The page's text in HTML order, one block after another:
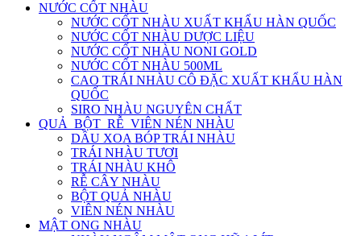
NƯỚC CỐT NHÀU
NƯỚC CỐT NHÀU XUẤT KHẨU HÀN QUỐC
NƯỚC CỐT NHÀU DƯỢC LIỆU
NƯỚC CỐT NHÀU NONI GOLD
NƯỚC CỐT NHÀU 500ML
CAO TRÁI NHÀU CÔ ĐẶC XUẤT KHẨU HÀN
QUỐC
SIRO NHÀU NGUYÊN CHẤT
QUẢ_BỘT_RỄ_VIÊN NÉN NHÀU
DẦU XOA BÓP TRÁI NHÀU
TRÁI NHÀU TƯƠI
TRÁI NHÀU KHÔ
RỄ CÂY NHÀU
BỘT QUẢ NHÀU
VIÊN NÉN NHÀU
MẬT ONG NHÀU